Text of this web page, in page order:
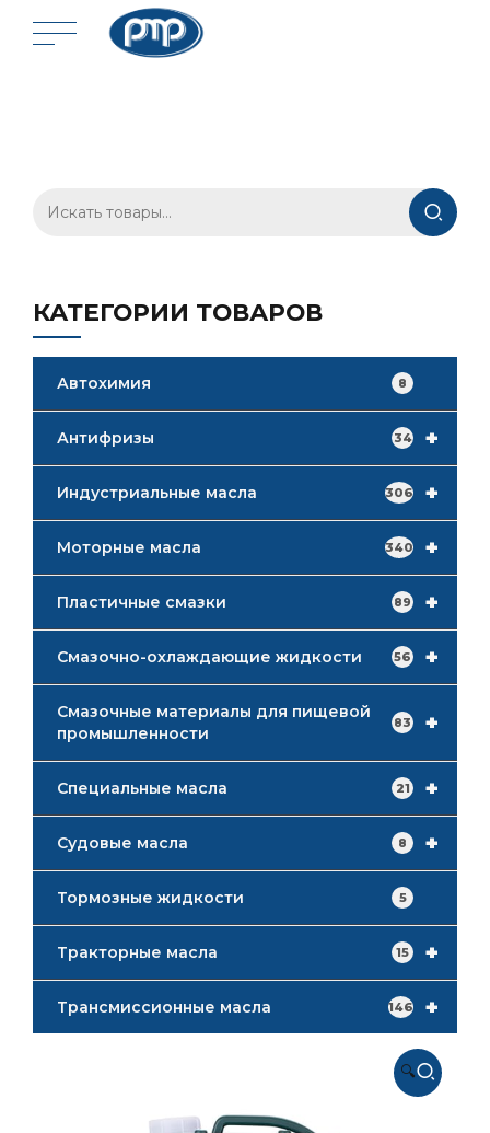
КАТЕГОРИИ ТОВАРОВ
Автохимия 8
+
Антифризы 34
+
Индустриальные масла 306
+
Моторные масла 340
+
Пластичные смазки 89
+
Смазочно-охлаждающие жидкости 56
+
Смазочные материалы для пищевой
промышленности
83
+
Специальные масла 21
+
Судовые масла 8
Тормозные жидкости 5
+
Тракторные масла 15
+
Трансмиссионные масла 146
🔍